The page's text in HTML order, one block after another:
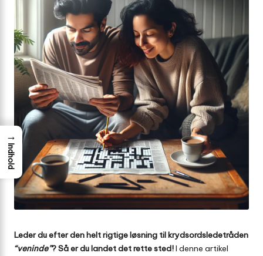
Leder du efter den helt rigtige løsning til krydsords­ledetråden
“veninde”? Så er du landet det rette sted!I denne artikel
→
Indhold